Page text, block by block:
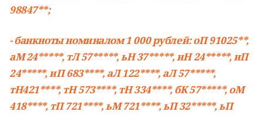
98847**;
- банкноты номиналом 1 000 рублей: оП 91025**,
аМ 24*****, тЛ 57*****, ьН 37*****, иН 24*****, иП
24*****, иП 683****, аЛ 122****, аЛ 57*****,
тН421****, тН 573****, тН 334****, бК 57*****, оМ
418****, тП 721****, ьМ 721****, ьП 32*****, ьП